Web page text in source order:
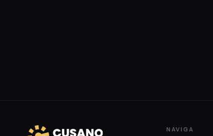
NAVIGA